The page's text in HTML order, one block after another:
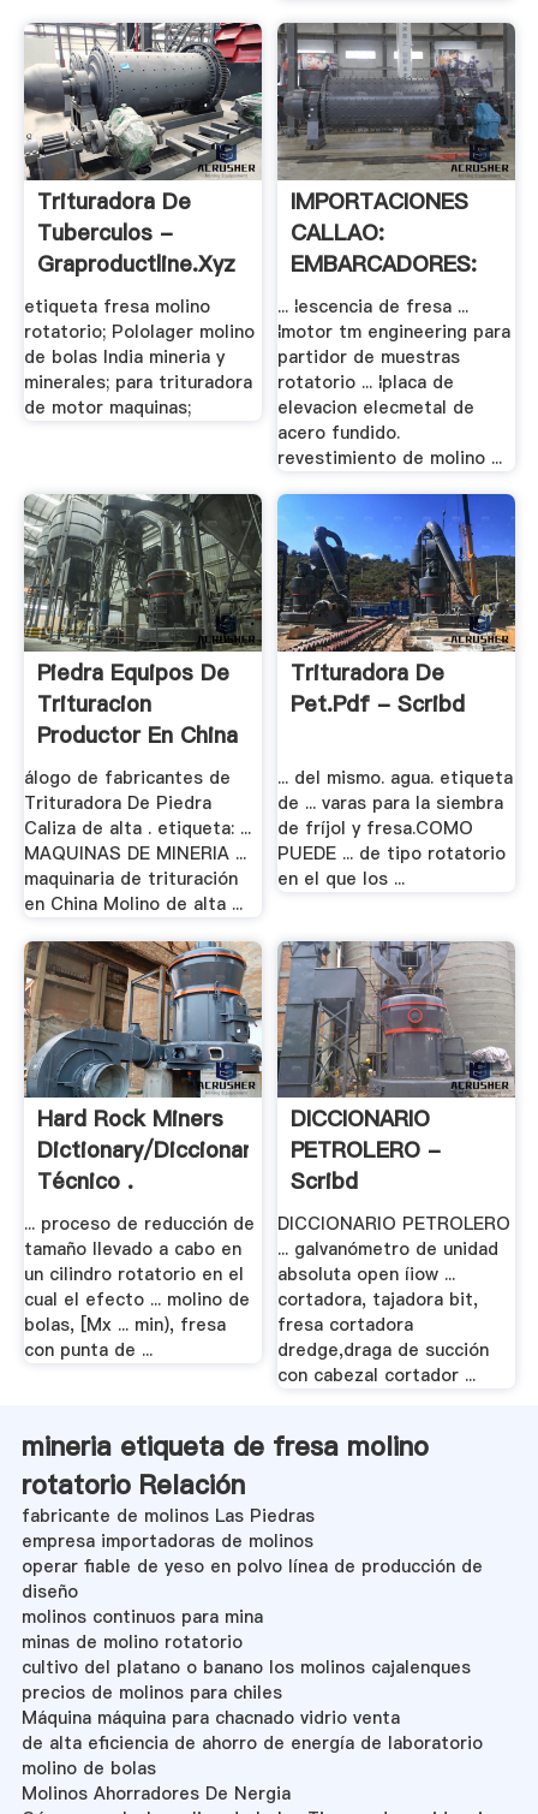
Trituradora De
Tuberculos -
Graproductline.xyz
etiqueta fresa molino
rotatorio; Pololager molino
de bolas India mineria y
minerales; para trituradora
de motor maquinas;
IMPORTACIONES
CALLAO:
EMBARCADORES:
17 .
... ¦escencia de fresa ...
¦motor tm engineering para
partidor de muestras
rotatorio ... ¦placa de
elevacion elecmetal de
acero fundido.
revestimiento de molino ...
Piedra Equipos De
Trituracion
Productor En China
álogo de fabricantes de
Trituradora De Piedra
Caliza de alta . etiqueta: ...
MAQUINAS DE MINERIA ...
maquinaria de trituración
en China Molino de alta ...
Trituradora De
Pet.pdf - Scribd
... del mismo. agua. etiqueta
de ... varas para la siembra
de fríjol y fresa.COMO
PUEDE ... de tipo rotatorio
en el que los ...
Hard Rock Miners
Dictionary/Diccionario
Técnico .
... proceso de reducción de
tamaño llevado a cabo en
un cilindro rotatorio en el
cual el efecto ... molino de
bolas, [Mx ... min), fresa
con punta de ...
DICCIONARIO
PETROLERO -
Scribd
DICCIONARIO PETROLERO
... galvanómetro de unidad
absoluta open íiow ...
cortadora, tajadora bit,
fresa cortadora
dredge,draga de succión
con cabezal cortador ...
mineria etiqueta de fresa molino
rotatorio Relación
fabricante de molinos Las Piedras
empresa importadoras de molinos
operar fiable de yeso en polvo línea de producción de
diseño
molinos continuos para mina
minas de molino rotatorio
cultivo del platano o banano los molinos cajalenques
precios de molinos para chiles
Máquina máquina para chacnado vidrio venta
de alta eficiencia de ahorro de energía de laboratorio
molino de bolas
Molinos Ahorradores De Nergia